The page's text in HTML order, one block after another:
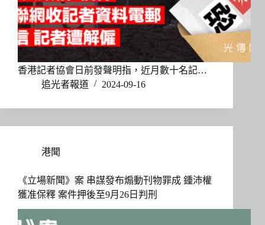
香港記者協會日前發聲明指，近月數十名記…
追光者報道
2024-09-16
港聞
《立場新聞》案 串謀發布煽動刊物罪成 鍾沛權
獲准保釋 案件押後至9月26日判刑